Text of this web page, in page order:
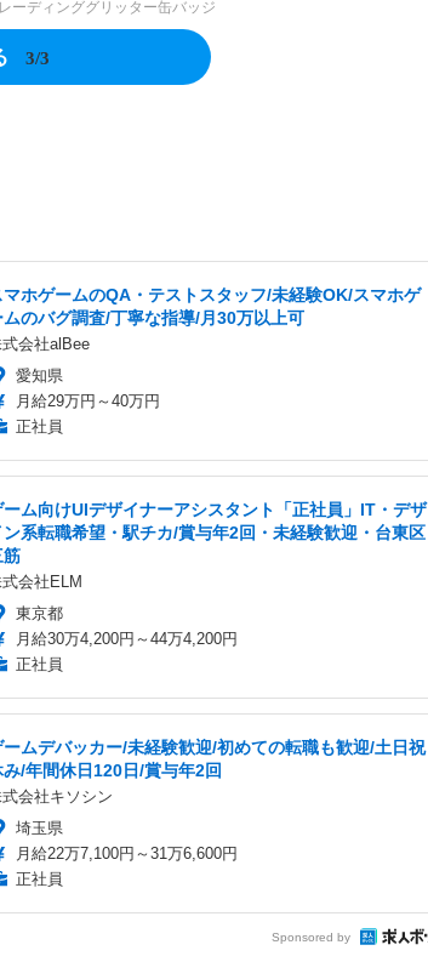
ーディンググリッター缶バッジ
3/3
マホゲームのQA・テストスタッフ/未経験OK/スマホゲ
ムのバグ調査/丁寧な指導/月30万以上可
会社alBee
愛知県
月給29万円～40万円
正社員
ーム向けUIデザイナーアシスタント「正社員」IT・デザ
ン系転職希望・駅チカ/賞与年2回・未経験歓迎・台東区
筋
会社ELM
東京都
月給30万4,200円～44万4,200円
正社員
ームデバッカー/未経験歓迎/初めての転職も歓迎/土日祝
み/年間休日120日/賞与年2回
会社キソシン
埼玉県
月給22万7,100円～31万6,600円
正社員
Sponsored by